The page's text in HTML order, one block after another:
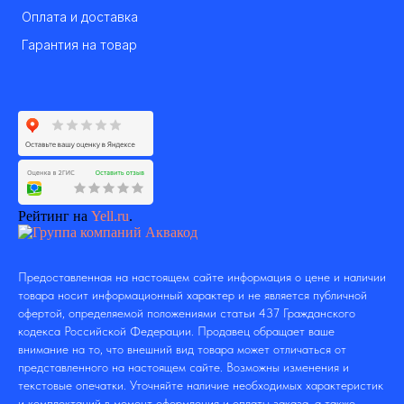
Оплата и доставка
Гарантия на товар
Рейтинг на Yell.ru.
Предоставленная на настоящем сайте информация о цене и наличии
товара носит информационный характер и не является публичной
офертой, определяемой положениями статьи 437 Гражданского
кодекса Российской Федерации. Продавец обращает ваше
внимание на то, что внешний вид товара может отличаться от
представленного на настоящем сайте. Возможны изменения и
текстовые опечатки. Уточняйте наличие необходимых характеристик